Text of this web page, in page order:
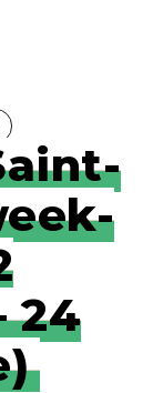
24